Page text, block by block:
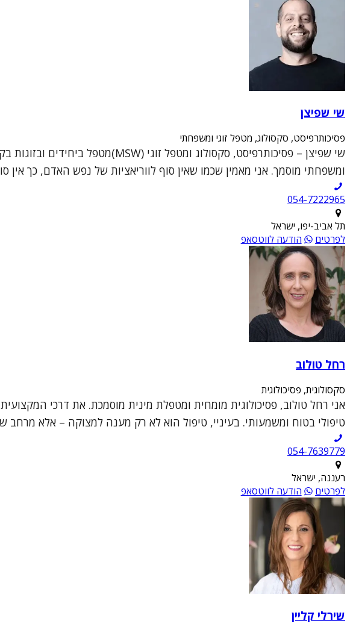
שי שפיצן
פסיכותרפיסט, סקסולוג, מטפל זוגי ומשפחתי
ומשפחתי מוסמך. אני מאמין שכמו שאין סוף לווריאציות של נפש האדם, כך אין
054-7222965
תל אביב-יפו, ישראל
לפרטים
הודעה לווטסאפ
רחל טולוב
סקסולוגית, פסיכולוגית
אני רחל טולוב, פסיכולוגית מומחית ומטפלת מינית מוסמכת. את דרכי
טיפולי בטוח ומשמעותי. בעיניי, טיפול הוא לא רק מענה למצוקה – אלא מרחב
054-7639779
רעננה, ישראל
לפרטים
הודעה לווטסאפ
שירלי קליין